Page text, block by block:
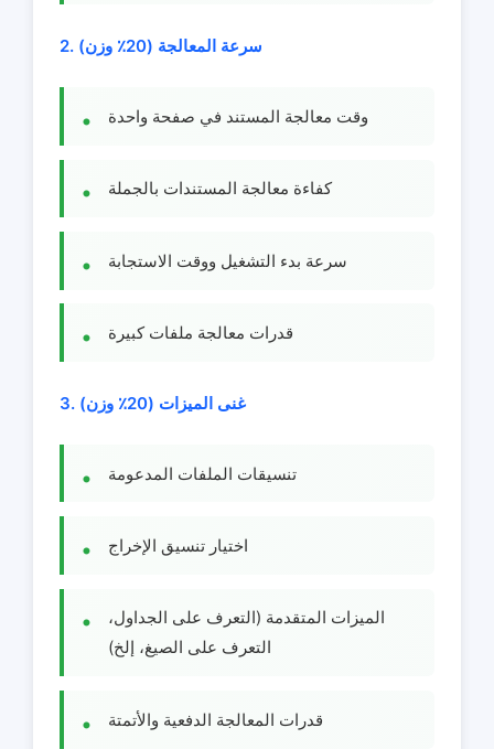
2. سرعة المعالجة (20٪ وزن)
وقت معالجة المستند في صفحة واحدة
كفاءة معالجة المستندات بالجملة
سرعة بدء التشغيل ووقت الاستجابة
قدرات معالجة ملفات كبيرة
3. غنى الميزات (20٪ وزن)
تنسيقات الملفات المدعومة
اختيار تنسيق الإخراج
الميزات المتقدمة (التعرف على الجداول،
التعرف على الصيغ، إلخ)
قدرات المعالجة الدفعية والأتمتة